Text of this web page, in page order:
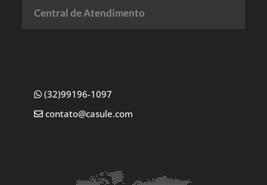
Central de Atendimento
(32)99196-1097
contato@casule.com